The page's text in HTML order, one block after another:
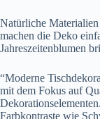
Natürliche
machen die Deko
Jahreszeitenblumen
“Moderne
mit dem Fokus auf
Farbkontraste wie